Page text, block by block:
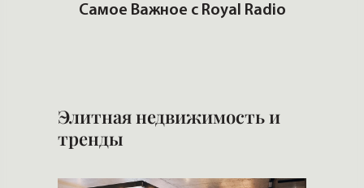
Самое Важное с Royal Radio
Элитная недвижимость и
тренды